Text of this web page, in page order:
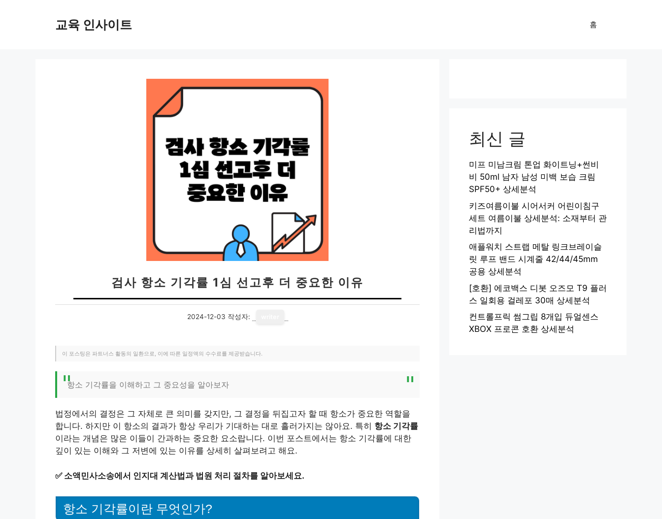
교육 인사이트 홈
검사 항소 기각률 1심 선고후 더 중요한 이유
2024-12-03 작성자:
이 포스팅은 파트너스 활동의 일환으로, 이에 따른 일정액의 수수료를 제공받습니다.
항소 기각률을 이해하고 그 중요성을 알아보자
법정에서의 결정은 그 자체로 큰 의미를 갖지만, 그 결정을 뒤집고자 할 때 항소가 중요한 역할을
합니다. 하지만 이 항소의 결과가 항상 우리가 기대하는 대로 흘러가지는 않아요. 특히 항소 기각률
이라는 개념은 많은 이들이 간과하는 중요한 요소랍니다. 이번 포스트에서는 항소 기각률에 대한
깊이 있는 이해와 그 저변에 있는 이유를 상세히 살펴보려고 해요.
✅ 소액민사소송에서 인지대 계산법과 법원 처리 절차를 알아보세요.
항소 기각률이란 무엇인가?
최신 글
미프 미남크림 톤업 화이트닝+썬비
비 50ml 남자 남성 미백 보습 크림
SPF50+ 상세분석
키즈여름이불 시어서커 어린이침구
세트 여름이불 상세분석: 소재부터 관
리법까지
애플워치 스트랩 메탈 링크브레이슬
릿 루프 밴드 시계줄 42/44/45mm
공용 상세분석
[호환] 에코백스 디봇 오즈모 T9 플러
스 일회용 걸레포 30매 상세분석
컨트롤프릭 썸그립 8개입 듀얼센스
XBOX 프로콘 호환 상세분석